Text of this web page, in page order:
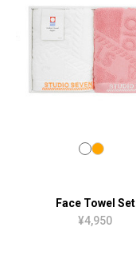
Face Towel Set
¥4,950